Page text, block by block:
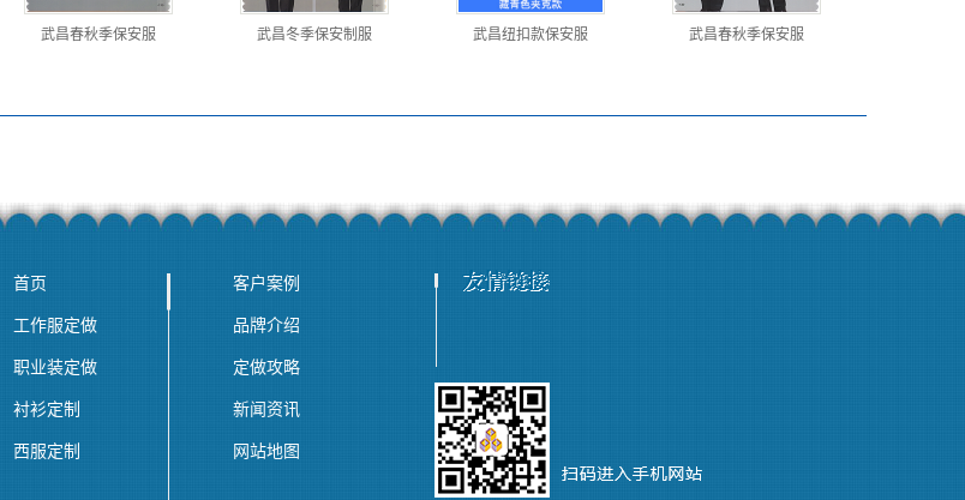
武昌春秋季保安服 武昌冬季保安制服 武昌纽扣款保安服 武昌春秋季保安服
首页
工作服定做
职业装定做
衬衫定制
西服定制
客户案例
品牌介绍
定做攻略
新闻资讯
网站地图